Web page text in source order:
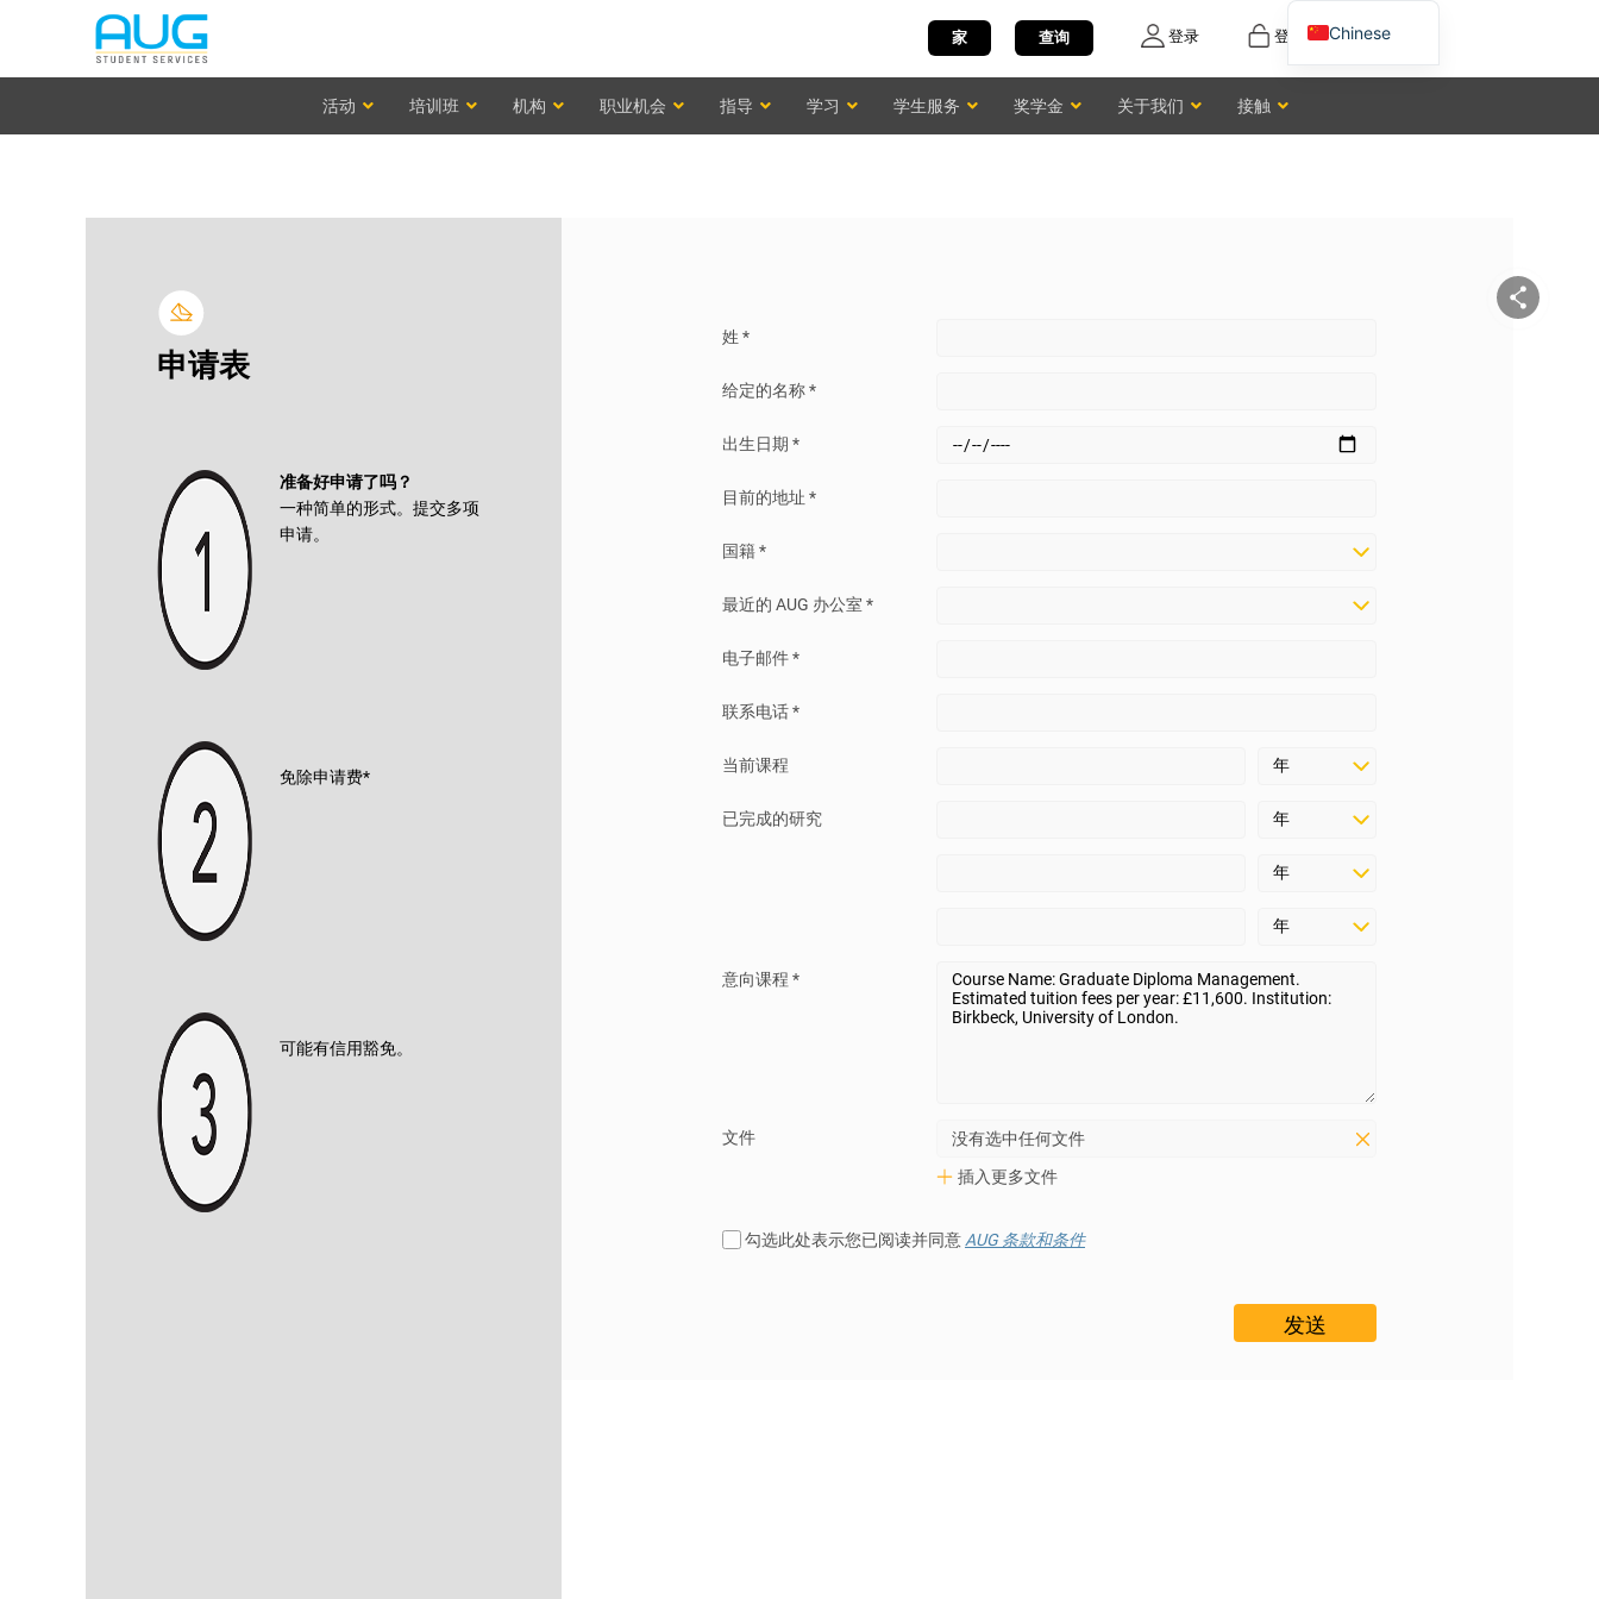
登记
登录
查询
家
活动 培训班 机构 职业机会 指导 学习 学生服务 奖学金 关于我们 接触
申请表
准备好申请了吗？
一种简单的形式。提交多项
申请。
免除申请费*
可能有信用豁免。
姓 *
给定的名称 *
出生日期 *
目前的地址 *
国籍 *
最近的 AUG 办公室 *
电子邮件 *
联系电话 *
当前课程
已完成的研究
意向课程 *
文件
没有选中任何文件
插入更多文件
勾选此处表示您已阅读并同意 AUG 条款和条件
Chinese